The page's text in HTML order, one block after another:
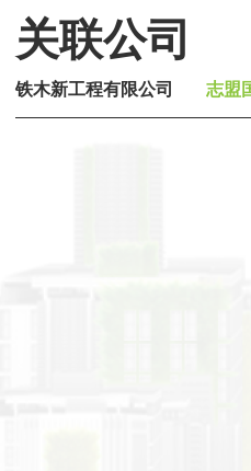
关联公司
铁木新工程有限公司 志盟